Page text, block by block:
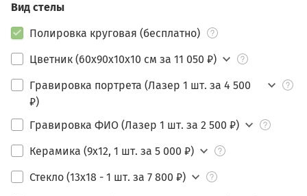
Вид стелы
Полировка круговая (бесплатно)
Цветник (60х90х10х10 см за 11 050 ₽)
Гравировка портрета (Лазер 1 шт. за 4 500
₽)
Гравировка ФИО (Лазер 1 шт. за 2 500 ₽)
Керамика (9х12, 1 шт. за 5 000 ₽)
Стекло (13х18 - 1 шт. за 7 800 ₽)